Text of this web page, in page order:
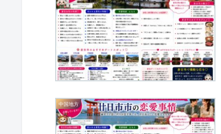
中国地方